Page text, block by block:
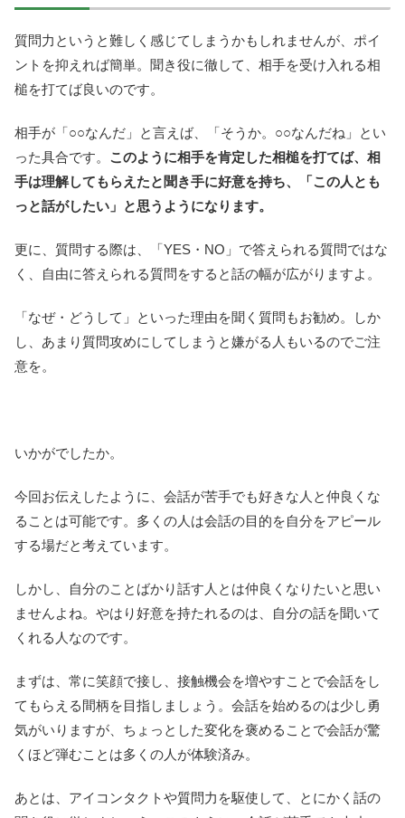
質問力というと難しく感じてしまうかもしれませんが、ポイ
ントを抑えれば簡単。聞き役に徹して、相手を受け入れる相
槌を打てば良いのです。
相手が「○○なんだ」と言えば、「そうか。○○なんだね」とい
った具合です。 このように相手を肯定した相槌を打てば、相
手は理解してもらえたと聞き手に好意を持ち、「この人とも
っと話がしたい」と思うようになります。
更に、質問する際は、「YES・NO」で答えられる質問ではな
く、自由に答えられる質問をすると話の幅が広がりますよ。
「なぜ・どうして」といった理由を聞く質問もお勧め。しか
し、あまり質問攻めにしてしまうと嫌がる人もいるのでご注
意を。
いかがでしたか。
今回お伝えしたように、会話が苦手でも好きな人と仲良くな
ることは可能です。多くの人は会話の目的を自分をアピール
する場だと考えています。
しかし、自分のことばかり話す人とは仲良くなりたいと思い
ませんよね。やはり好意を持たれるのは、自分の話を聞いて
くれる人なのです。
まずは、常に笑顔で接し、接触機会を増やすことで会話をし
てもらえる間柄を目指しましょう。会話を始めるのは少し勇
気がいりますが、ちょっとした変化を褒めることで会話が驚
くほど弾むことは多くの人が体験済み。
あとは、アイコンタクトや質問力を駆使して、とにかく話の